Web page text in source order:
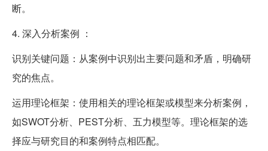
断。
4. 深入分析案例 ：
识别关键问题：从案例中识别出主要问题和矛盾，明确研
究的焦点。
运用理论框架：使用相关的理论框架或模型来分析案例，
如SWOT分析、PEST分析、五力模型等。理论框架的选
择应与研究目的和案例特点相匹配。